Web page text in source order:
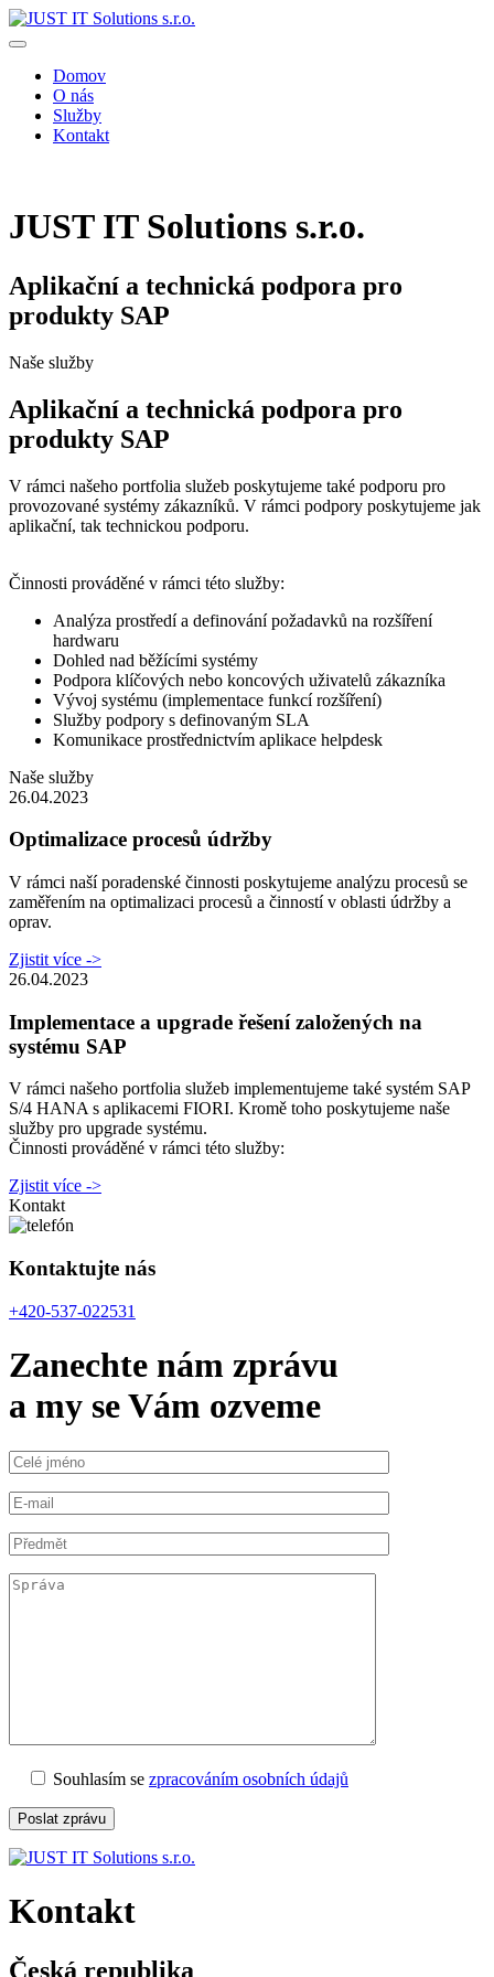
Skip
to
Domov
O nás
Služby
Kontakt
JUST IT Solutions s.r.o.
Aplikační a technická podpora pro
produkty SAP
Naše služby
Aplikační a technická podpora pro
produkty SAP
V rámci našeho portfolia služeb poskytujeme také podporu pro
provozované systémy zákazníků. V rámci podpory poskytujeme jak
aplikační, tak technickou podporu.
Činnosti prováděné v rámci této služby:
Analýza prostředí a definování požadavků na rozšíření
hardwaru
Dohled nad běžícími systémy
Podpora klíčových nebo koncových uživatelů zákazníka
Vývoj systému (implementace funkcí rozšíření)
Služby podpory s definovaným SLA
Komunikace prostřednictvím aplikace helpdesk
Naše služby
26.04.2023
Optimalizace procesů údržby
V rámci naší poradenské činnosti poskytujeme analýzu procesů se
zaměřením na optimalizaci procesů a činností v oblasti údržby a
oprav.
Zjistit více ->
26.04.2023
Implementace a upgrade řešení založených na
systému SAP
V rámci našeho portfolia služeb implementujeme také systém SAP
S/4 HANA s aplikacemi FIORI. Kromě toho poskytujeme naše
služby pro upgrade systému.
Činnosti prováděné v rámci této služby:
Zjistit více ->
Kontakt
Kontaktujte nás
+420-537-022531
Zanechte nám zprávu
a my se Vám ozveme
Souhlasím se zpracováním osobních údajů
Kontakt
Česká republika